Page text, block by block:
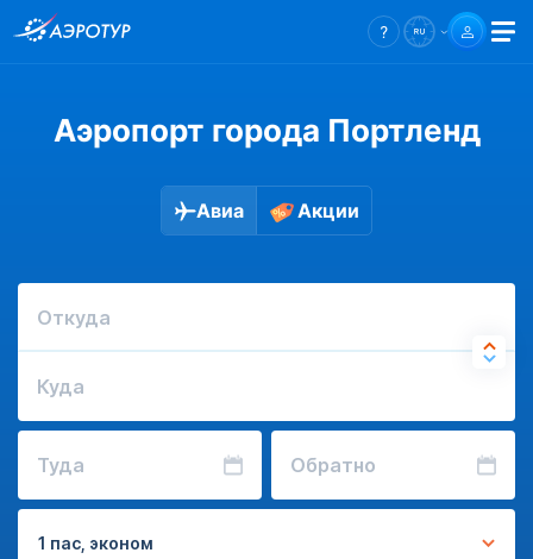
Аэропорт города Портленд
Авиа Акции
Откуда
Куда
Туда Обратно
1 пас, эконом